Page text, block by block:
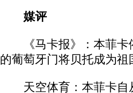
媒评
《马卡报》：本菲卡
的葡萄牙门将贝托成为
天空体育：本菲卡自